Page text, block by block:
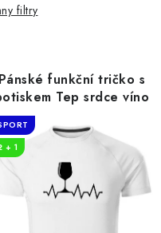
filtry
Pánské funkční tričko s
Tep srdce víno
+ 1